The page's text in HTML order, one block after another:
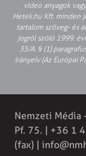
video anyagok
Hetek.hu Kft. minden
tartalom szöveg- és
jogról szóló 1999.
35/A. § (1)
irányelv (Az Európai
Nemzeti Média
Pf. 75. | +36 1
(fax) |